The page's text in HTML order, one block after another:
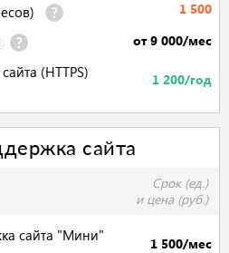
1 500
от 9 000/мес
(HTTPS) 1 200/год
сайта
Срок (ед.)
и цена (руб.)
сайта "Мини" 1 500/мес